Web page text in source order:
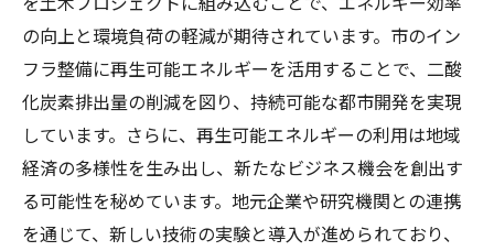
の向上と環境負荷の軽減が期待されています。市のイン
フラ整備に再生可能エネルギーを活用することで、二酸
化炭素排出量の削減を図り、持続可能な都市開発を実現
しています。さらに、再生可能エネルギーの利用は地域
経済の多様性を生み出し、新たなビジネス機会を創出す
る可能性を秘めています。地元企業や研究機関との連携
を通じて、新しい技術の実験と導入が進められており、